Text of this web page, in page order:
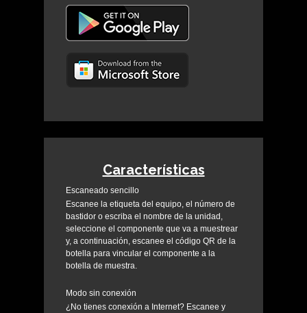
Características
Escaneado sencillo
Escanee la etiqueta del equipo, el número de
bastidor o escriba el nombre de la unidad,
seleccione el componente que va a muestrear
y, a continuación, escanee el código QR de la
botella para vincular el componente a la
botella de muestra.
Modo sin conexión
¿No tienes conexión a Internet? Escanee y